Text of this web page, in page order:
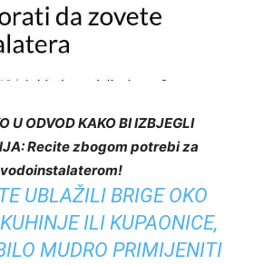
U ODVOD KAKO BI IZBJEGLI
Recite zbogom potrebi za
vodoinstalaterom!
UBLAŽILI BRIGE OKO
ILI KUPAONICE,
MUDRO PRIMIJENITI